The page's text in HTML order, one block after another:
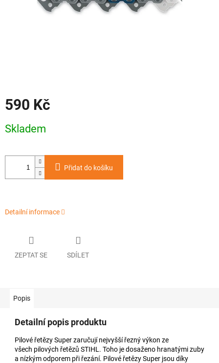
590 Kč
cena:
Skladem
Přidat do košíku
Detailní informace
ZEPTAT SE SDÍLET
Popis
Detailní popis produktu
Pilové řetězy Super zaručují nejvyšší řezný výkon ze
všech pilových řetězů STIHL. Toho je dosaženo hranatými zuby
a nízkým odporem při řezání. Pilové řetězy Super jsou díky